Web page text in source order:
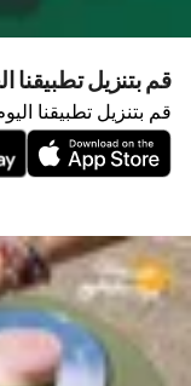
قم بتنزيل تطبيقنا
قم بتنزيل تطبيقنا